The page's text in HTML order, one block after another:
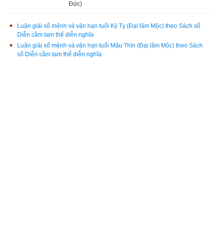
Đức)
Luận giải số mệnh và vận hạn tuổi Kỷ Tỵ (Đại lâm Mộc) theo Sách số
Diễn cầm tam thế diễn nghĩa
Luận giải số mệnh và vận hạn tuổi Mậu Thìn (Đại lâm Mộc) theo Sách
số Diễn cầm tam thế diễn nghĩa